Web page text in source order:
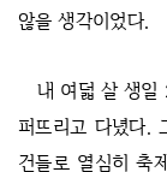
않을 생각이었다.
내 여덟 살 생일
퍼뜨리고 다녔다.
건들로 열심히 축